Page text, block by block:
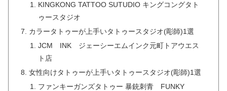
KINGKONG TATTOO SUTUDIO キングコングタト
ゥースタジオ
カラータトゥーが上手いタトゥースタジオ(彫師)1選
JCM INK ジェーシーエムインク元町トアウエス
ト店
女性向けタトゥーが上手いタトゥースタジオ(彫師)1選
ファンキーガンズタトゥー 暴銃刺青 FUNKY